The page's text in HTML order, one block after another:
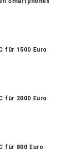
für 1500 Euro
für 2000 Euro
für 800 Euro